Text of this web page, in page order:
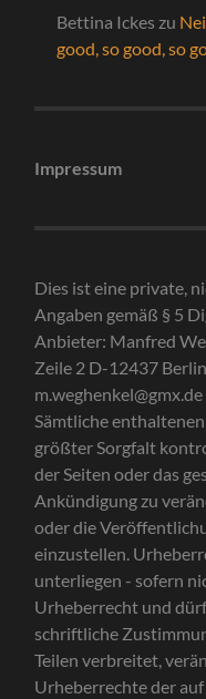
Bettina Ickes zu
good, so good, so
Impressum
Dies ist eine private,
Angaben gemäß § 5
Anbieter: Manfred
Zeile 2 D-12437
Sämtliche
größter Sorgfalt
der Seiten oder das
Ankündigung zu
oder die
einzustellen.
unterliegen - sofern
Urheberrecht und
schriftliche
Teilen verbreitet,
Urheberrechte der